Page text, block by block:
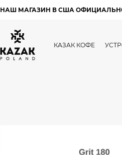
НАШ МАГАЗИН В США ОФИЦИАЛЬНО
КАЗАК КОФЕ